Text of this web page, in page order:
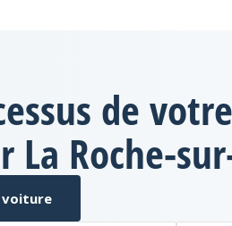
de
La Roche-
voiture